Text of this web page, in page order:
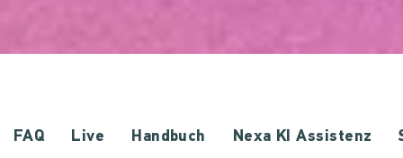
FAQ Live Handbuch Nexa KI Assistenz